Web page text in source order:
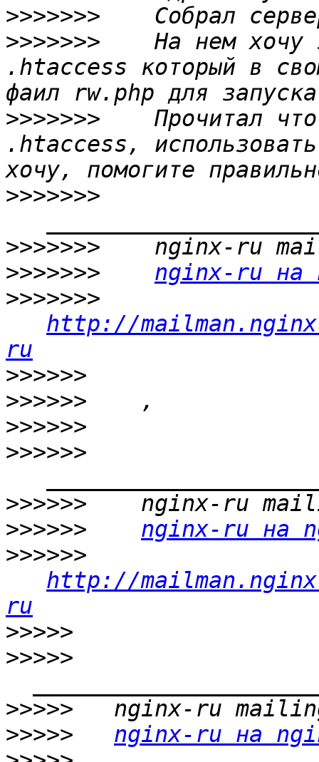
>>>>>>>
>>>>>>> На нем хочу
.htaccess который в
>>>>>>> Прочитал что
.htaccess,
>>>>>>>
>>>>>>>
>>>>>>>
nginx-ru на
>>>>>>>
http://
ru
>>>>>>
>>>>>>
>>>>>>
>>>>>>
>>>>>>
>>>>>>
nginx-ru на
>>>>>>
http://
ru
>>>>>
>>>>>
>>>>>
>>>>>
nginx-ru на